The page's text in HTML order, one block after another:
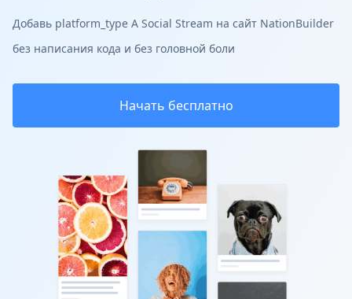
Добавь platform_type A Social Stream на сайт NationBuilder
без написания кода и без головной боли
Начать бесплатно